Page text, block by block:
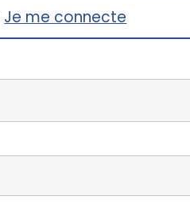
Je me connecte